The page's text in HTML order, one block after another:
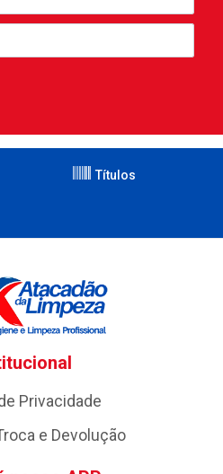
Títulos
Privacidade
e Devolução